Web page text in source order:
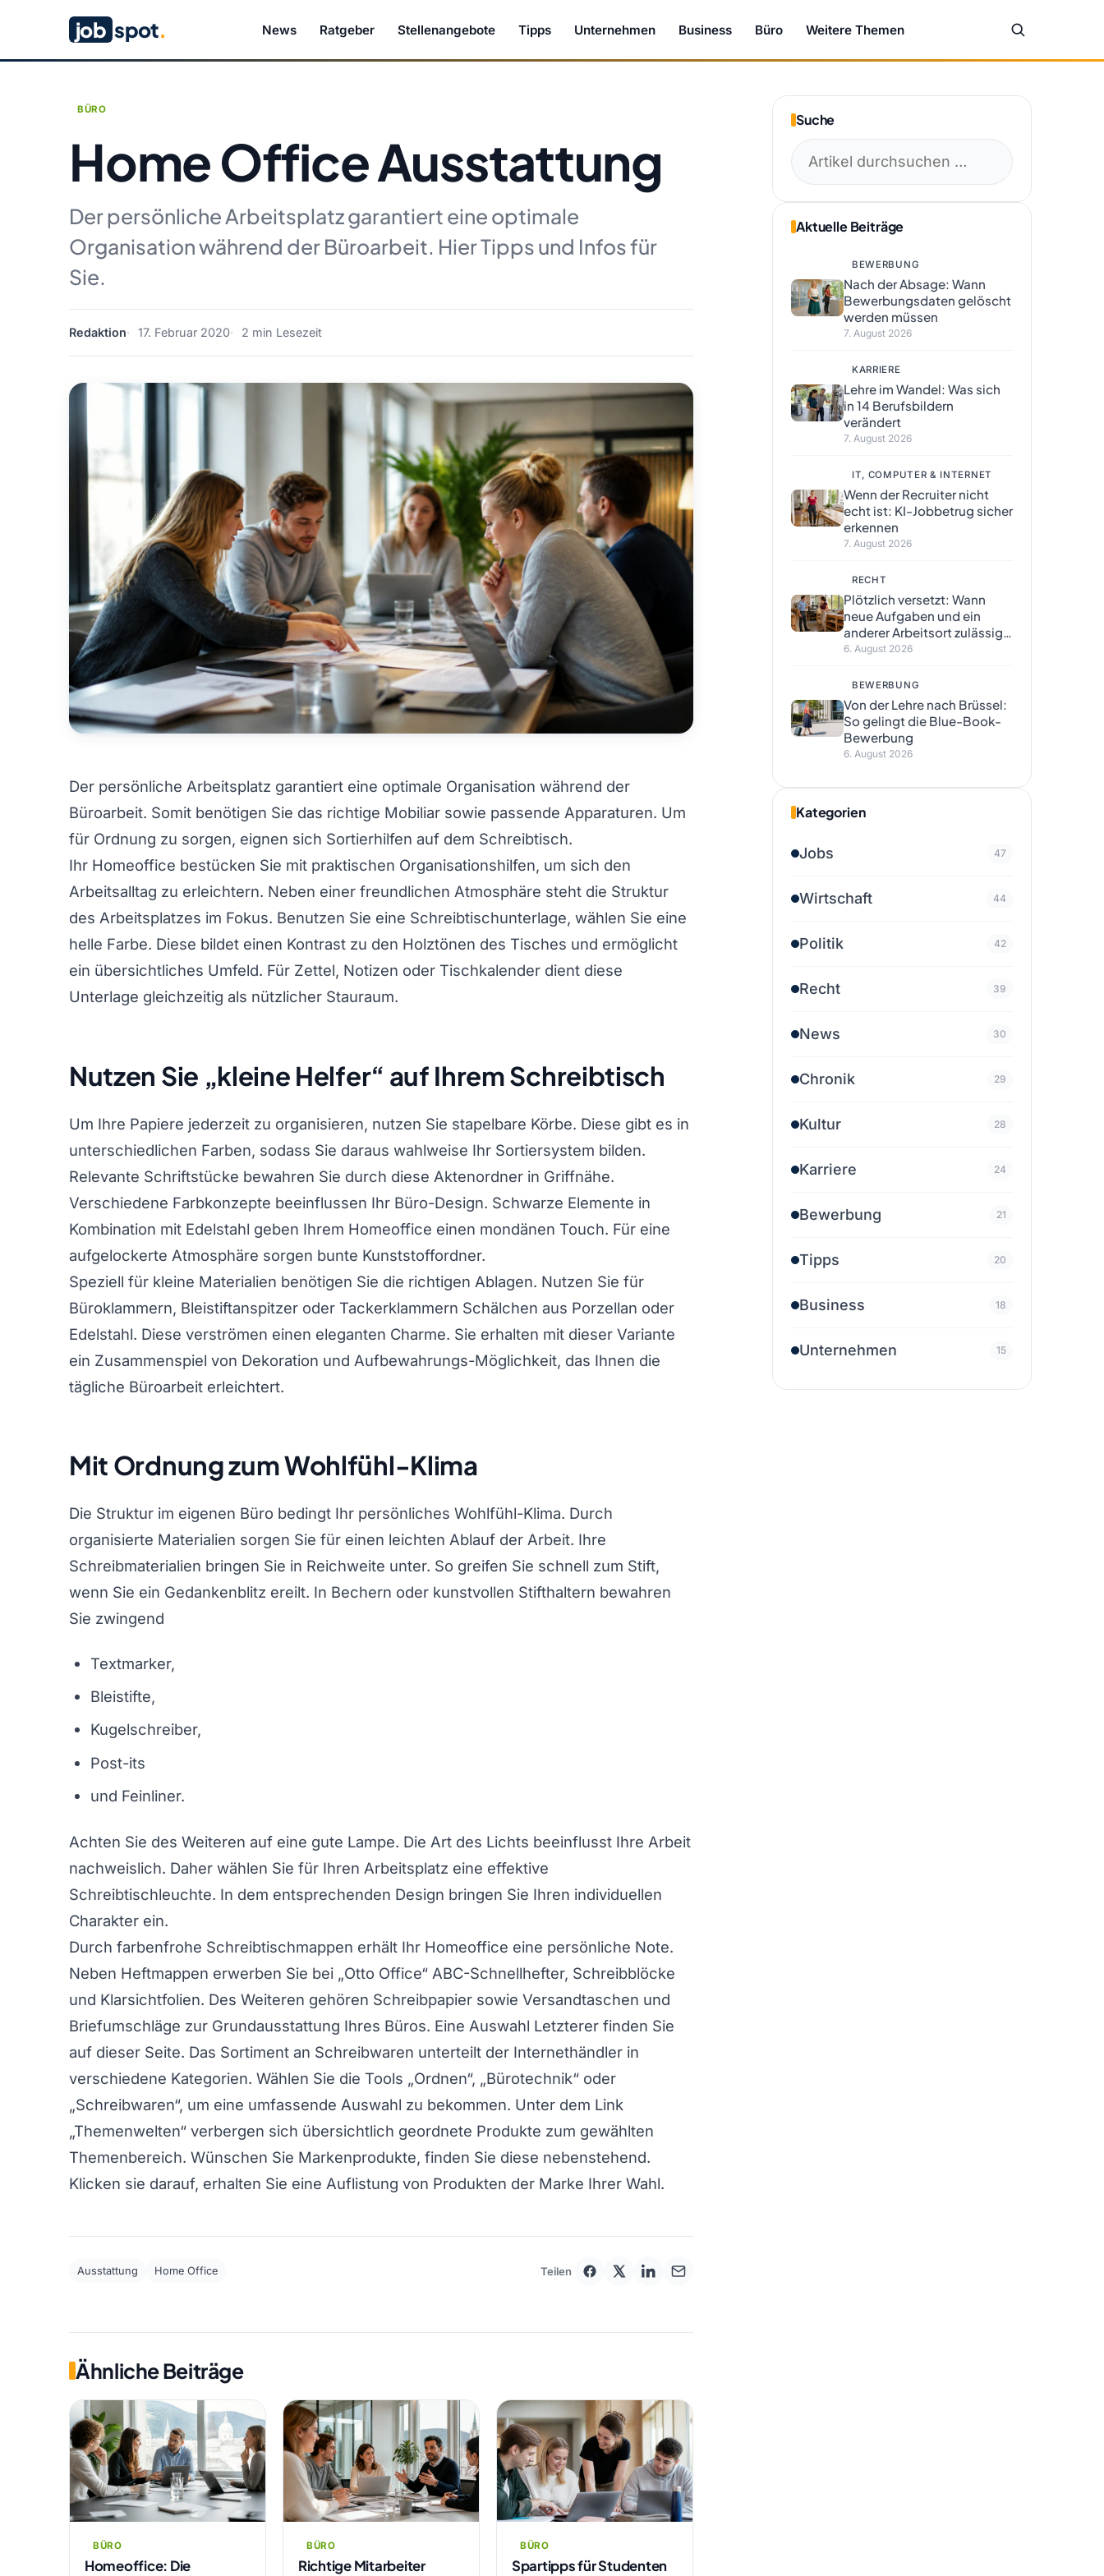
job spot. News Ratgeber Stellenangebote Tipps Unternehmen Business Büro Weitere Themen
BÜRO
Home Office Ausstattung
Der persönliche Arbeitsplatz garantiert eine optimale
Organisation während der Büroarbeit. Hier Tipps und Infos für
Sie.
Redaktion 17. Februar 2020 2 min Lesezeit
Der persönliche Arbeitsplatz garantiert eine optimale Organisation während der
Büroarbeit. Somit benötigen Sie das richtige Mobiliar sowie passende Apparaturen. Um
für Ordnung zu sorgen, eignen sich Sortierhilfen auf dem Schreibtisch.
Ihr Homeoffice bestücken Sie mit praktischen Organisationshilfen, um sich den
Arbeitsalltag zu erleichtern. Neben einer freundlichen Atmosphäre steht die Struktur
des Arbeitsplatzes im Fokus. Benutzen Sie eine Schreibtischunterlage, wählen Sie eine
helle Farbe. Diese bildet einen Kontrast zu den Holztönen des Tisches und ermöglicht
ein übersichtliches Umfeld. Für Zettel, Notizen oder Tischkalender dient diese
Unterlage gleichzeitig als nützlicher Stauraum.
Nutzen Sie „kleine Helfer“ auf Ihrem Schreibtisch
Um Ihre Papiere jederzeit zu organisieren, nutzen Sie stapelbare Körbe. Diese gibt es in
unterschiedlichen Farben, sodass Sie daraus wahlweise Ihr Sortiersystem bilden.
Relevante Schriftstücke bewahren Sie durch diese Aktenordner in Griffnähe.
Verschiedene Farbkonzepte beeinflussen Ihr Büro-Design. Schwarze Elemente in
Kombination mit Edelstahl geben Ihrem Homeoffice einen mondänen Touch. Für eine
aufgelockerte Atmosphäre sorgen bunte Kunststoffordner.
Speziell für kleine Materialien benötigen Sie die richtigen Ablagen. Nutzen Sie für
Büroklammern, Bleistiftanspitzer oder Tackerklammern Schälchen aus Porzellan oder
Edelstahl. Diese verströmen einen eleganten Charme. Sie erhalten mit dieser Variante
ein Zusammenspiel von Dekoration und Aufbewahrungs-Möglichkeit, das Ihnen die
tägliche Büroarbeit erleichtert.
Mit Ordnung zum Wohlfühl-Klima
Die Struktur im eigenen Büro bedingt Ihr persönliches Wohlfühl-Klima. Durch
organisierte Materialien sorgen Sie für einen leichten Ablauf der Arbeit. Ihre
Schreibmaterialien bringen Sie in Reichweite unter. So greifen Sie schnell zum Stift,
wenn Sie ein Gedankenblitz ereilt. In Bechern oder kunstvollen Stifthaltern bewahren
Sie zwingend
Textmarker,
Bleistifte,
Kugelschreiber,
Post-its
und Feinliner.
Achten Sie des Weiteren auf eine gute Lampe. Die Art des Lichts beeinflusst Ihre Arbeit
nachweislich. Daher wählen Sie für Ihren Arbeitsplatz eine effektive
Schreibtischleuchte. In dem entsprechenden Design bringen Sie Ihren individuellen
Charakter ein.
Durch farbenfrohe Schreibtischmappen erhält Ihr Homeoffice eine persönliche Note.
Neben Heftmappen erwerben Sie bei „Otto Office“ ABC-Schnellhefter, Schreibblöcke
und Klarsichtfolien. Des Weiteren gehören Schreibpapier sowie Versandtaschen und
Briefumschläge zur Grundausstattung Ihres Büros. Eine Auswahl Letzterer finden Sie
auf dieser Seite. Das Sortiment an Schreibwaren unterteilt der Internethändler in
verschiedene Kategorien. Wählen Sie die Tools „Ordnen“, „Bürotechnik“ oder
„Schreibwaren“, um eine umfassende Auswahl zu bekommen. Unter dem Link
„Themenwelten“ verbergen sich übersichtlich geordnete Produkte zum gewählten
Themenbereich. Wünschen Sie Markenprodukte, finden Sie diese nebenstehend.
Klicken sie darauf, erhalten Sie eine Auflistung von Produkten der Marke Ihrer Wahl.
Ausstattung Home Office Teilen
Ähnliche Beiträge
BÜRO
Homeoffice: Die
BÜRO
Richtige Mitarbeiter
BÜRO
Spartipps für Studenten
Suche
Aktuelle Beiträge
BEWERBUNG
Nach der Absage: Wann
Bewerbungsdaten gelöscht
werden müssen
7. August 2026
KARRIERE
Lehre im Wandel: Was sich
in 14 Berufsbildern
verändert
7. August 2026
IT, COMPUTER & INTERNET
Wenn der Recruiter nicht
echt ist: KI-Jobbetrug sicher
erkennen
7. August 2026
RECHT
Plötzlich versetzt: Wann
neue Aufgaben und ein
anderer Arbeitsort zulässig
sind
6. August 2026
BEWERBUNG
Von der Lehre nach Brüssel:
So gelingt die Blue-Book-
Bewerbung
6. August 2026
Kategorien
Jobs 47
Wirtschaft 44
Politik 42
Recht 39
News 30
Chronik 29
Kultur 28
Karriere 24
Bewerbung 21
Tipps 20
Business 18
Unternehmen 15